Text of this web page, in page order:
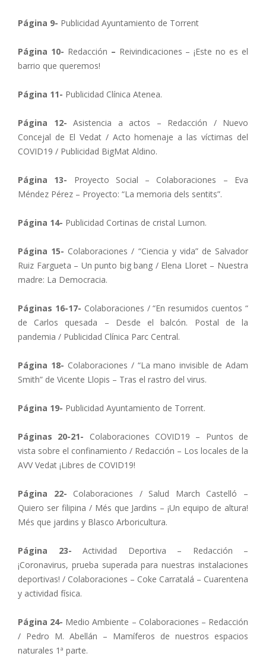
Página 9- Publicidad Ayuntamiento de Torrent
Página 10- Redacción – Reivindicaciones – ¡Este no es el
barrio que queremos!
Página 11- Publicidad Clínica Atenea.
Página 12- Asistencia a actos – Redacción / Nuevo
Concejal de El Vedat / Acto homenaje a las víctimas del
COVID19 / Publicidad BigMat Aldino.
Página 13- Proyecto Social – Colaboraciones – Eva
Méndez Pérez – Proyecto: “La memoria dels sentits”.
Página 14- Publicidad Cortinas de cristal Lumon.
Página 15- Colaboraciones / “Ciencia y vida” de Salvador
Ruiz Fargueta – Un punto big bang / Elena Lloret – Nuestra
madre: La Democracia.
Páginas 16-17- Colaboraciones / “En resumidos cuentos “
de Carlos quesada – Desde el balcón. Postal de la
pandemia / Publicidad Clínica Parc Central.
Página 18- Colaboraciones / “La mano invisible de Adam
Smith” de Vicente Llopis – Tras el rastro del virus.
Página 19- Publicidad Ayuntamiento de Torrent.
Páginas 20-21- Colaboraciones COVID19 – Puntos de
vista sobre el confinamiento / Redacción – Los locales de la
AVV Vedat ¡Libres de COVID19!
Página 22- Colaboraciones / Salud March Castelló –
Quiero ser filipina / Més que Jardins – ¡Un equipo de altura!
Més que jardins y Blasco Arboricultura.
Página 23- Actividad Deportiva – Redacción –
¡Coronavirus, prueba superada para nuestras instalaciones
deportivas! / Colaboraciones – Coke Carratalá – Cuarentena
y actividad física.
Página 24- Medio Ambiente – Colaboraciones – Redacción
/ Pedro M. Abellán – Mamíferos de nuestros espacios
naturales 1ª parte.